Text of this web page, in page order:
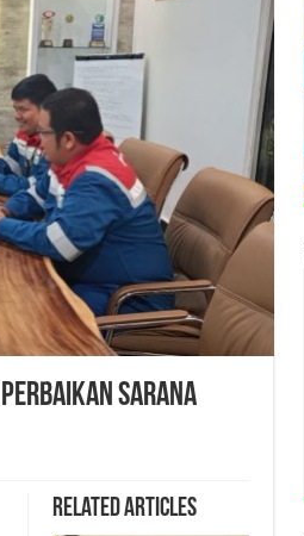
Sarana
Related Articles